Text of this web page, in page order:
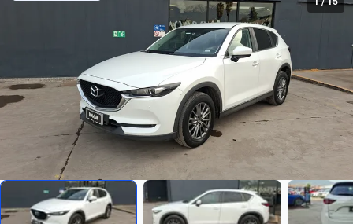
Busca por año